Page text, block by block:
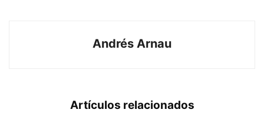
Andrés Arnau
Artículos relacionados